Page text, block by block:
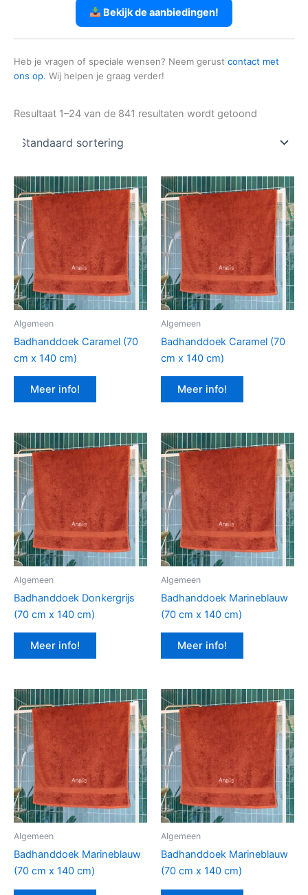
Bekijk de aanbiedingen!
Heb je vragen of speciale wensen? Neem gerust contact met
ons op. Wij helpen je graag verder!
Resultaat 1–24 van de 841 resultaten wordt getoond
Algemeen
Badhanddoek Caramel (70
cm x 140 cm)
Meer info!
Algemeen
Badhanddoek Caramel (70
cm x 140 cm)
Meer info!
Algemeen
Badhanddoek Donkergrijs
(70 cm x 140 cm)
Meer info!
Algemeen
Badhanddoek Marineblauw
(70 cm x 140 cm)
Meer info!
Algemeen
Badhanddoek Marineblauw
(70 cm x 140 cm)
Algemeen
Badhanddoek Marineblauw
(70 cm x 140 cm)